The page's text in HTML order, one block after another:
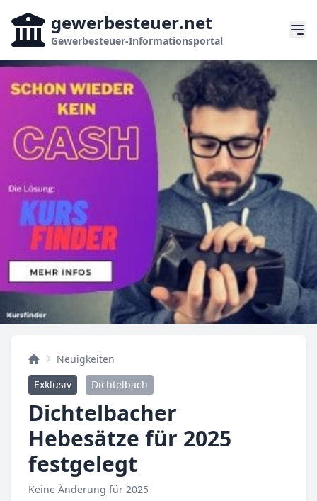
gewerbesteuer.net
Gewerbesteuer-Informationsportal
Neuigkeiten
Exklusiv
Dichtelbach
Dichtelbacher
Hebesätze für 2025
festgelegt
Keine Änderung für 2025